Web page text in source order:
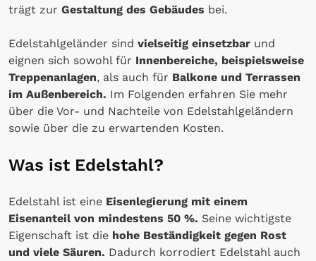
trägt zur Gestaltung des Gebäudes bei.
Edelstahlgeländer sind vielseitig einsetzbar und
eignen sich sowohl für Innenbereiche, beispielsweise
Treppenanlagen, als auch für Balkone und Terrassen
im Außenbereich. Im Folgenden erfahren Sie mehr
über die Vor- und Nachteile von Edelstahlgeländern
sowie über die zu erwartenden Kosten.
Was ist Edelstahl?
Edelstahl ist eine Eisenlegierung mit einem
Eisenanteil von mindestens 50 %. Seine wichtigste
Eigenschaft ist die hohe Beständigkeit gegen Rost
und viele Säuren. Dadurch korrodiert Edelstahl auch